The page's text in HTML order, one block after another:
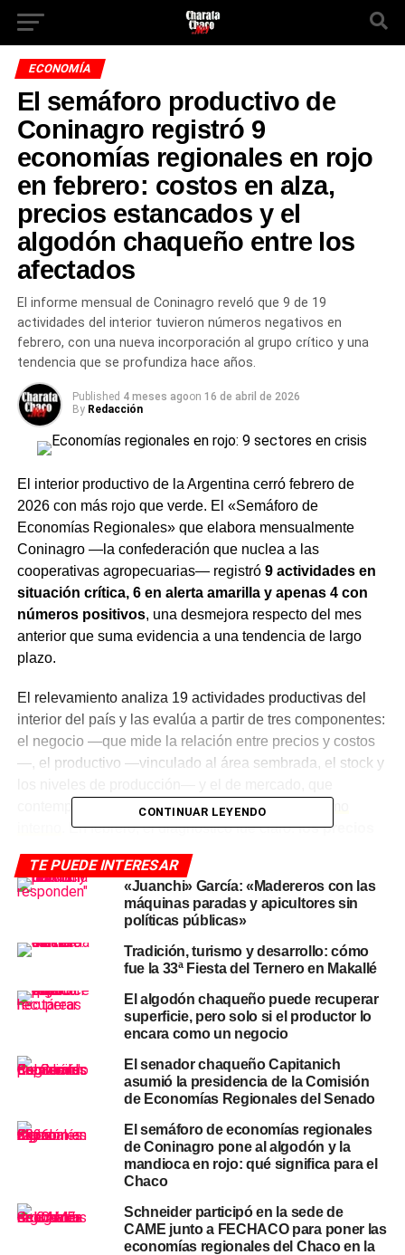
ECONOMÍA
El semáforo productivo de
Coninagro registró 9
economías regionales en rojo
en febrero: costos en alza,
precios estancados y el
algodón chaqueño entre los
afectados
El informe mensual de Coninagro reveló que 9 de 19
actividades del interior tuvieron números negativos en
febrero, con una nueva incorporación al grupo crítico y una
tendencia que se profundiza hace años.
Published 4 meses agoon 16 de abril de 2026
By Redacción
El interior productivo de la Argentina cerró febrero de
2026 con más rojo que verde. El «Semáforo de
Economías Regionales» que elabora mensualmente
Coninagro —la confederación que nuclea a las
cooperativas agropecuarias— registró 9 actividades en
situación crítica, 6 en alerta amarilla y apenas 4 con
números positivos, una desmejora respecto del mes
anterior que suma evidencia a una tendencia de largo
plazo.
El relevamiento analiza 19 actividades productivas del
interior del país y las evalúa a partir de tres componentes:
el negocio —que mide la relación entre precios y costos
—, el productivo —vinculado al área sembrada, el stock y
exportaciones, importaciones y
. En febrero, el diagnóstico fue claro:los precios
el aumento de los costos operativos
El algodón, la yerba mate y la
lechería, entre los más
golpeados
Entre las economías en rojo aparecen producciones que
El algodón integra el grupo crítico, junto al arroz, la
papa, el vino y mosto, las hortalizas, la yerba mate y la
ingreso al grupo rojo fue el que terminó de inclinar el
semáforo hacia una mayor proporción de sectores en
La dinámica es similar en todos los casos. El mercado no
reacciona con aumentos de precios suficientes, los
CONTINUAR LEYENDO
TE PUEDE INTERESAR
«Juanchi» García: «Madereros con las
máquinas paradas y apicultores sin
políticas públicas»
Tradición, turismo y desarrollo: cómo
fue la 33ª Fiesta del Ternero en Makallé
El algodón chaqueño puede recuperar
superficie, pero solo si el productor lo
encara como un negocio
El senador chaqueño Capitanich
asumió la presidencia de la Comisión
de Economías Regionales del Senado
El semáforo de economías regionales
de Coninagro pone al algodón y la
mandioca en rojo: qué significa para el
Chaco
Schneider participó en la sede de
CAME junto a FECHACO para poner las
economías regionales del Chaco en la